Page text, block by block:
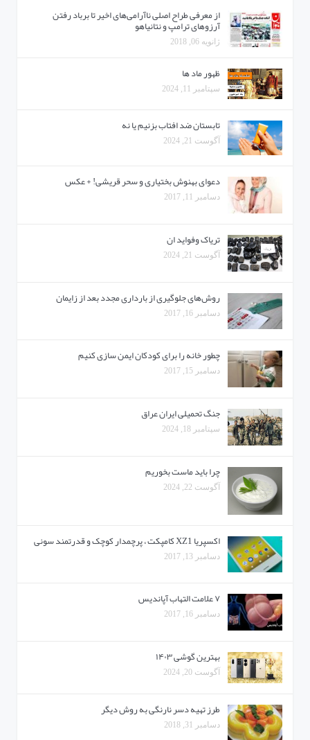
از معرفی طراح اصلی ناآرامی‌های اخیر تا برباد رفتن
آرزو‌های ترامپ و نتانیاهو
ژانویه 06, 2018
ظهور ماد ها
سپتامبر 11, 2024
تابستان ضد افتاب بزنیم یا نه
آگوست 21, 2024
دعوای بهنوش بختیاری و سحر قریشی! + عکس
دسامبر 11, 2017
تریاک وفواید ان
آگوست 21, 2024
روش‌های جلوگیری از بارداری مجدد بعد از زایمان
دسامبر 16, 2017
چطور خانه را برای کودکان ایمن سازی کنیم
دسامبر 15, 2017
جنگ تحمیلی ایران عراق
سپتامبر 18, 2024
چرا باید ماست بخوریم
آگوست 22, 2024
اکسپریا XZ1 کامپکت ، پرچمدار کوچک و قدرتمند سونی
دسامبر 13, 2017
۷ علامت التهاب آپاندیس
دسامبر 16, 2017
بهترین گوشی ۱۴۰۳
آگوست 20, 2024
طرز تهیه دسر نارنگی به روش دیگر
دسامبر 31, 2018